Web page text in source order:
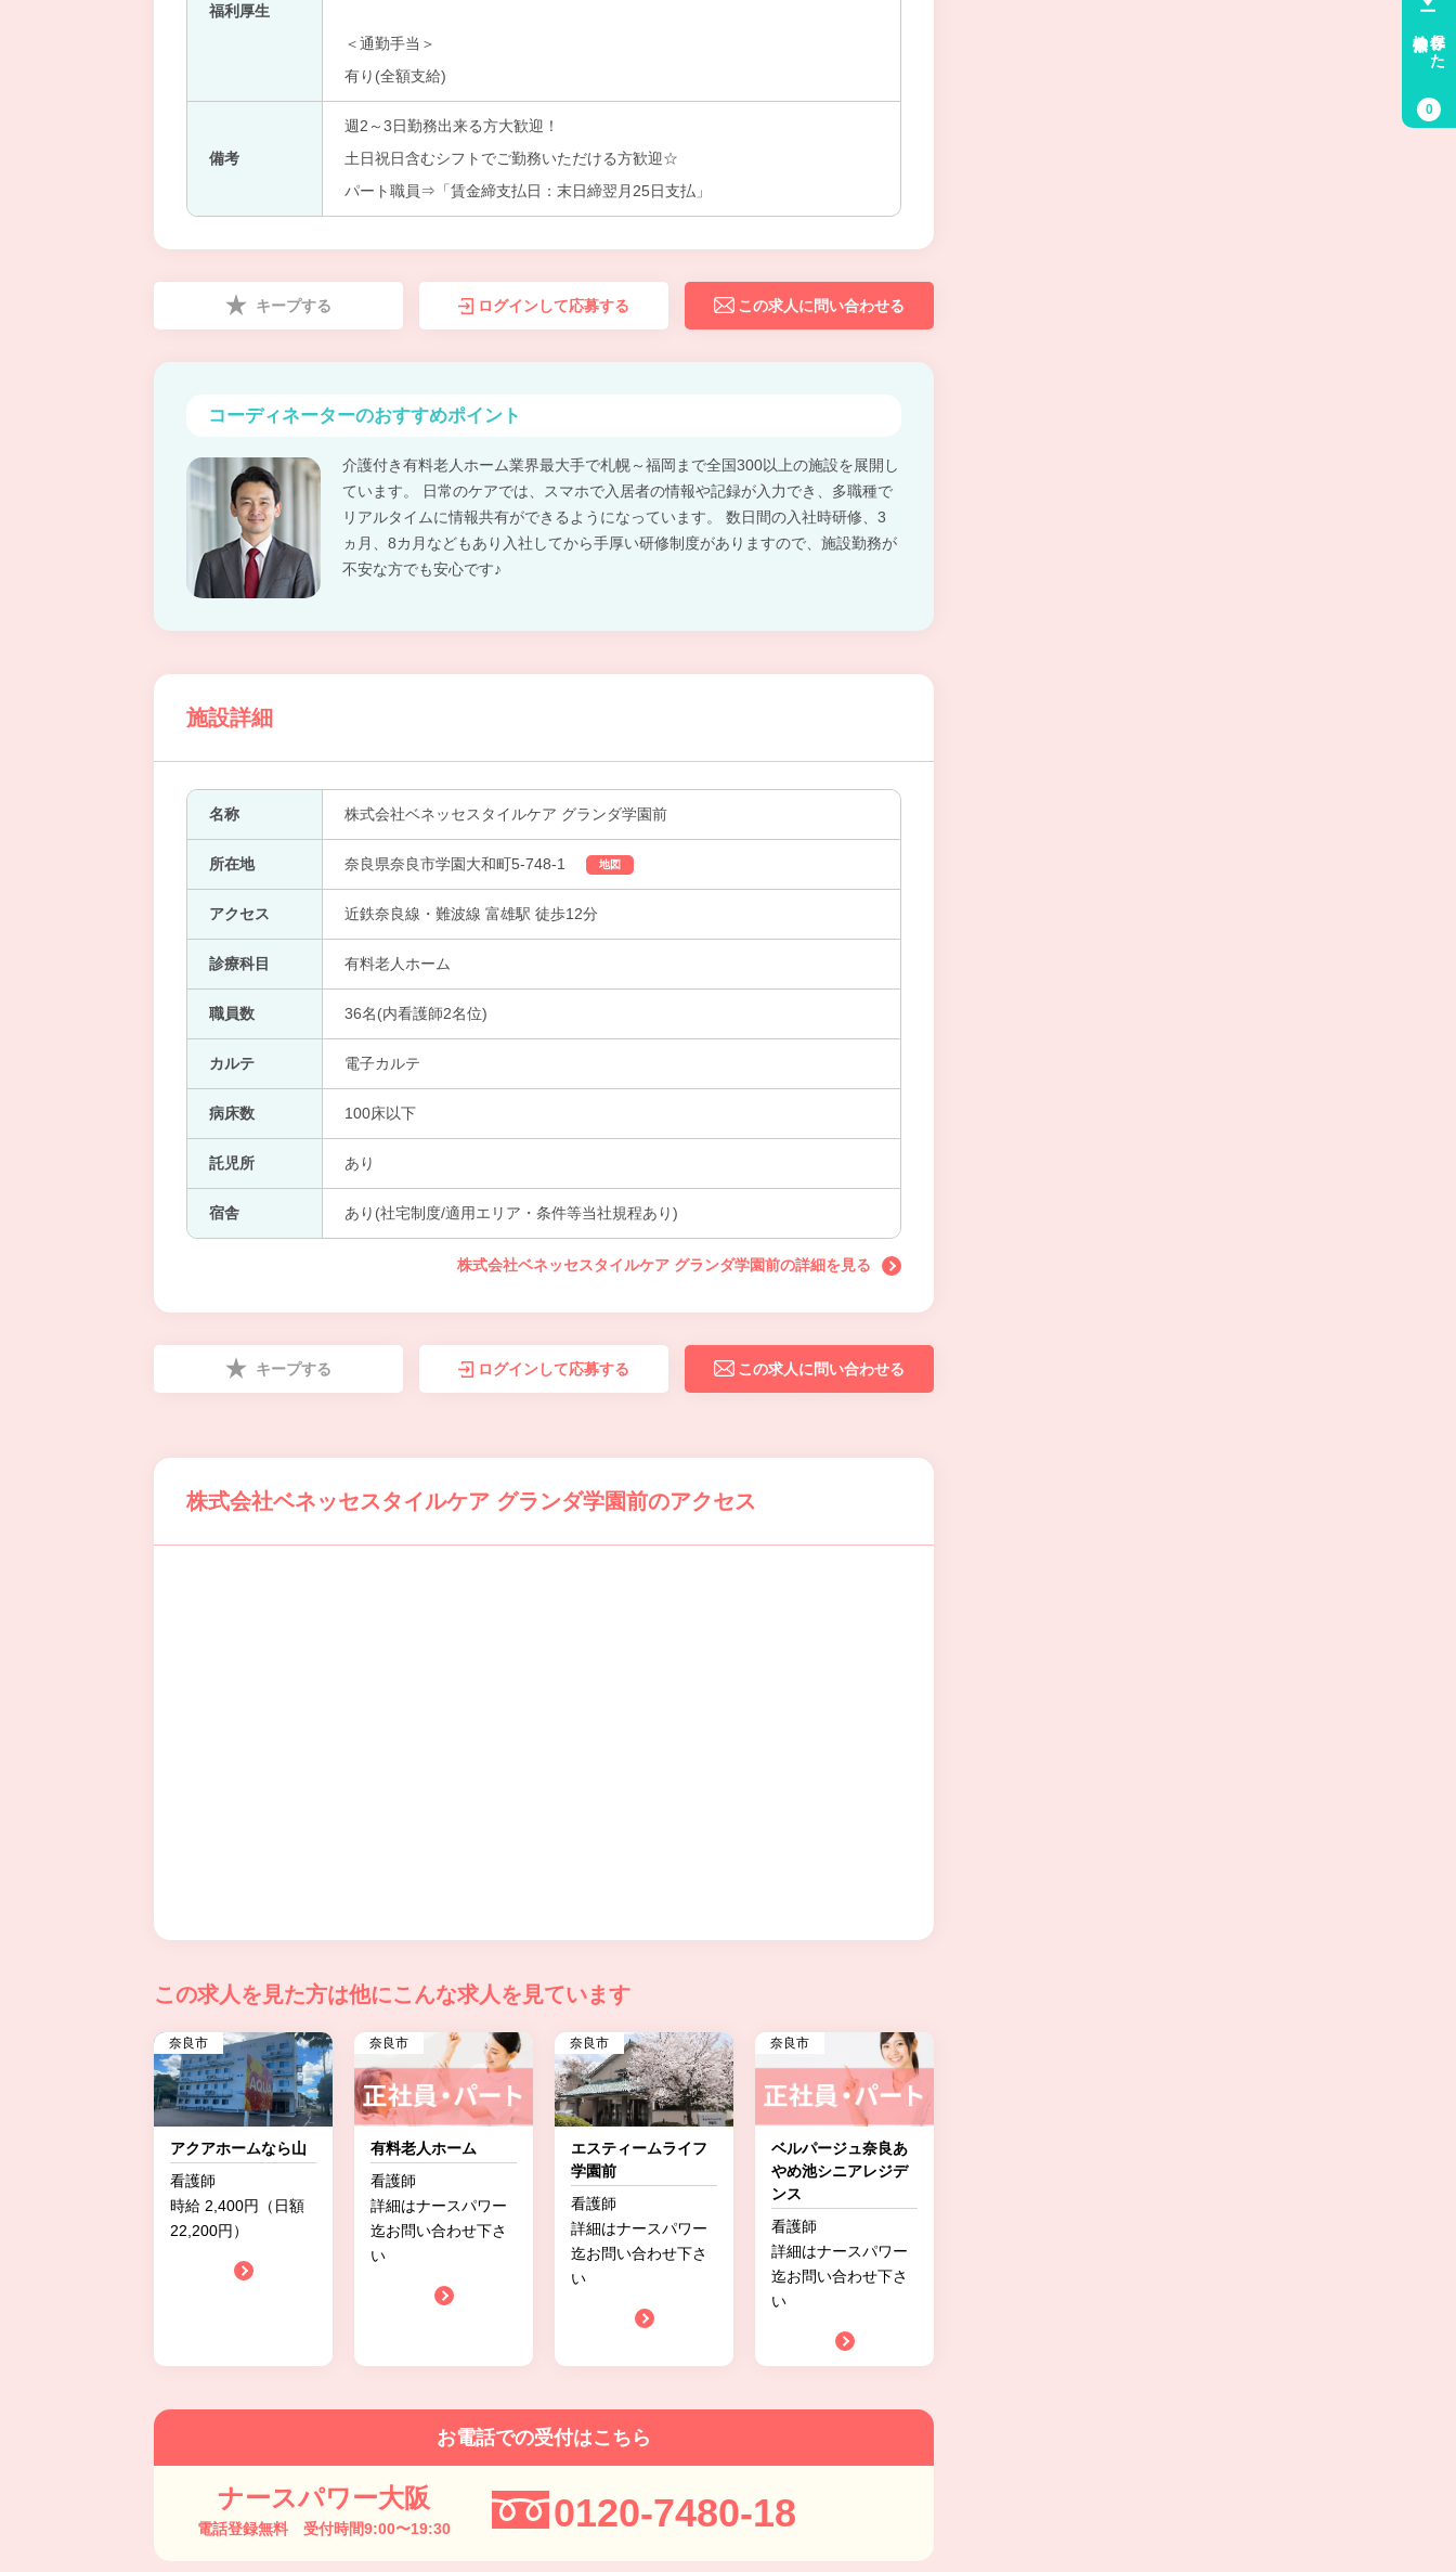
福利厚生
＜通勤手当＞
有り(全額支給)
備考
週2～3日勤務出来る方大歓迎！
土日祝日含むシフトでご勤務いただける方歓迎☆
パート職員⇒「賃金締支払日：末日締翌月25日支払」
キープする ログインして応募する この求人に問い合わせる
コーディネーターのおすすめポイント
介護付き有料老人ホーム業界最大手で札幌～福岡まで全国300以上の施設を展開し
ています。 日常のケアでは、スマホで入居者の情報や記録が入力でき、多職種で
リアルタイムに情報共有ができるようになっています。 数日間の入社時研修、3
ヵ月、8カ月などもあり入社してから手厚い研修制度がありますので、施設勤務が
不安な方でも安心です♪
施設詳細
名称 株式会社ベネッセスタイルケア グランダ学園前
所在地 奈良県奈良市学園大和町5-748-1 地図
アクセス 近鉄奈良線・難波線 富雄駅 徒歩12分
診療科目 有料老人ホーム
職員数 36名(内看護師2名位)
カルテ 電子カルテ
病床数 100床以下
託児所 あり
宿舎 あり(社宅制度/適用エリア・条件等当社規程あり)
株式会社ベネッセスタイルケア グランダ学園前の詳細を見る
キープする ログインして応募する この求人に問い合わせる
株式会社ベネッセスタイルケア グランダ学園前のアクセス
この求人を見た方は他にこんな求人を見ています
奈良市
アクアホームなら山
看護師
時給 2,400円（日額
22,200円）
奈良市
有料老人ホーム
看護師
詳細はナースパワー
迄お問い合わせ下さ
い
奈良市
エスティームライフ
学園前
看護師
詳細はナースパワー
迄お問い合わせ下さ
い
奈良市
ベルパージュ奈良あ
やめ池シニアレジデ
ンス
看護師
詳細はナースパワー
迄お問い合わせ下さ
い
お電話での受付はこちら
ナースパワー大阪
電話登録無料 受付時間9:00〜19:30 0120-7480-18
保存した
0